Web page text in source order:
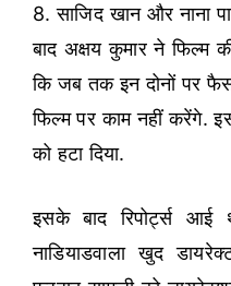
8. साजिद खान और नाना
बाद अक्षय कुमार ने फिल्म
कि जब तक इन दोनों पर
फिल्म पर काम नहीं करेंगे.
को हटा दिया.
इसके बाद रिपोर्ट्स
नाडियाडवाला खुद